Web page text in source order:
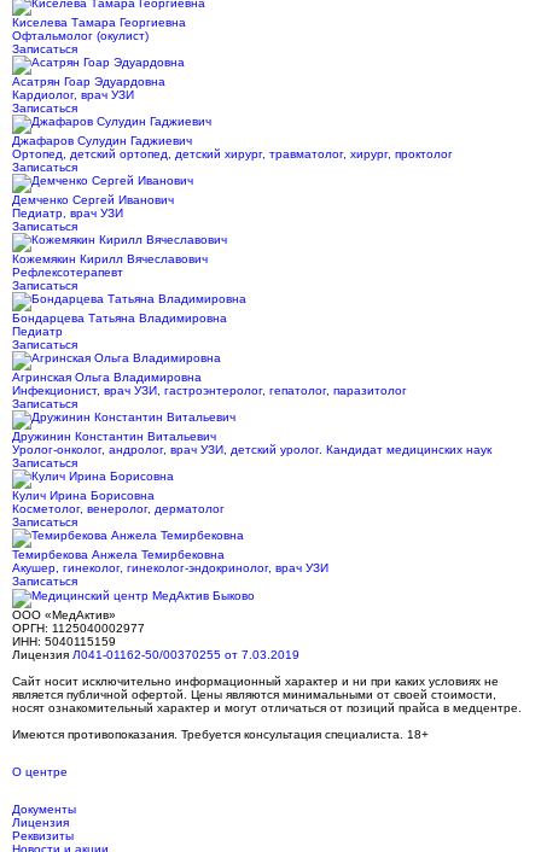
Киселева Тамара Георгиевна
Офтальмолог (окулист)
Записаться
Асатрян Гоар Эдуардовна
Кардиолог, врач УЗИ
Записаться
Джафаров Сулудин Гаджиевич
Ортопед, детский ортопед, детский хирург, травматолог, хирург, проктолог
Записаться
Демченко Сергей Иванович
Педиатр, врач УЗИ
Записаться
Кожемякин Кирилл Вячеславович
Рефлексотерапевт
Записаться
Бондарцева Татьяна Владимировна
Педиатр
Записаться
Агринская Ольга Владимировна
Инфекционист, врач УЗИ, гастроэнтеролог, гепатолог, паразитолог
Записаться
Дружинин Константин Витальевич
Уролог-онколог, андролог, врач УЗИ, детский уролог. Кандидат медицинских наук
Записаться
Кулич Ирина Борисовна
Косметолог, венеролог, дерматолог
Записаться
Темирбекова Анжела Темирбековна
Акушер, гинеколог, гинеколог-эндокринолог, врач УЗИ
Записаться
ООО «МедАктив»
ОРГН: 1125040002977
ИНН: 5040115159
Лицензия Л041-01162-50/00370255 от 7.03.2019
Сайт носит исключительно информационный характер и ни при каких условиях не
является публичной офертой. Цены являются минимальными от своей стоимости,
носят ознакомительный характер и могут отличаться от позиций прайса в медцентре.
Имеются противопоказания. Требуется консультация специалиста. 18+
О центре
Документы
Лицензия
Реквизиты
Новости и акции